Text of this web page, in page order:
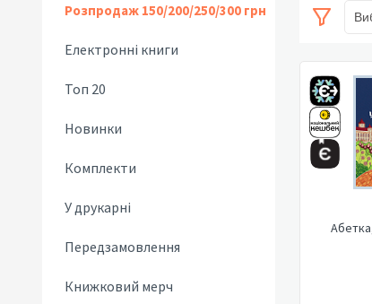
Розпродаж 150/200/250/300 грн
Електронні книги
Топ 20
Новинки
Комплекти
У друкарні
Передзамовлення
Книжковий мерч